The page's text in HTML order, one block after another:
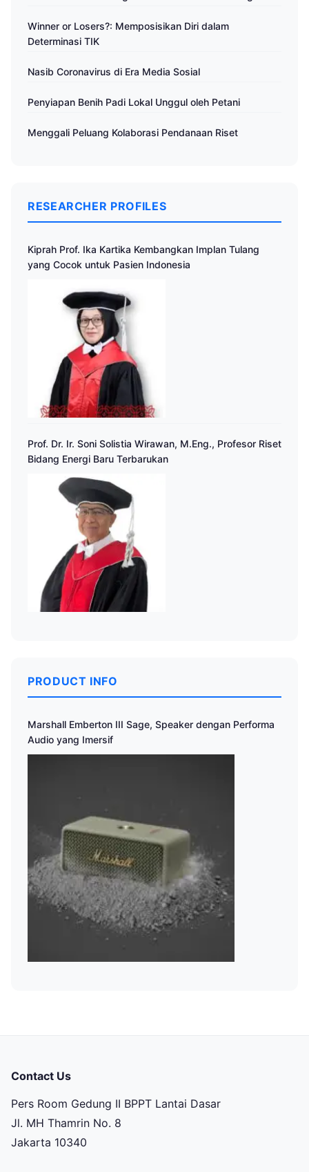
Winner or Losers?: Memposisikan Diri dalam
Determinasi TIK
Nasib Coronavirus di Era Media Sosial
Penyiapan Benih Padi Lokal Unggul oleh Petani
Menggali Peluang Kolaborasi Pendanaan Riset
RESEARCHER PROFILES
Kiprah Prof. Ika Kartika Kembangkan Implan Tulang
yang Cocok untuk Pasien Indonesia
Prof. Dr. Ir. Soni Solistia Wirawan, M.Eng., Profesor Riset
Bidang Energi Baru Terbarukan
PRODUCT INFO
Marshall Emberton III Sage, Speaker dengan Performa
Audio yang Imersif
Contact Us
Pers Room Gedung II BPPT Lantai Dasar
Jl. MH Thamrin No. 8
Jakarta 10340